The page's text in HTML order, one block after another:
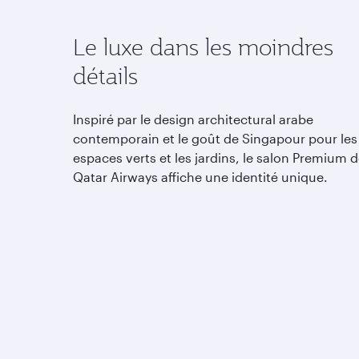
Le luxe dans les moindres
détails
Inspiré par le design architectural arabe
contemporain et le goût de Singapour pour les
espaces verts et les jardins, le salon Premium
Qatar Airways affiche une identité unique.